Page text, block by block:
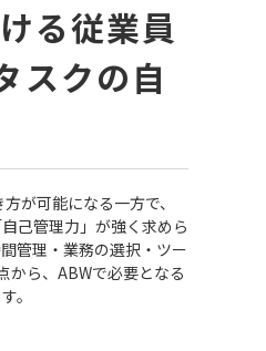
る従業員
スクの自
が可能になる一方で、
己管理力」が強く求めら
管理・業務の選択・ツー
から、ABWで必要となる
。